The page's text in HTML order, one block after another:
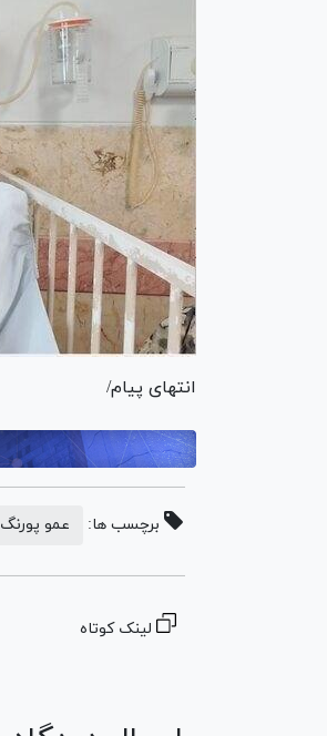
انتهای پیام/
برچسب ها: عمو پورنگ
لینک کوتاه